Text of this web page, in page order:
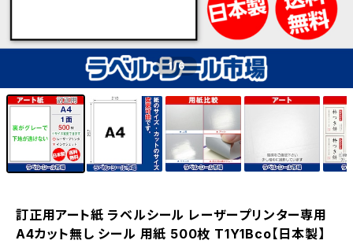
1/6
訂正用アート紙 ラベルシール レーザープリンター専用
A4カット無し シール 用紙 500枚 T1Y1Bco【日本製】